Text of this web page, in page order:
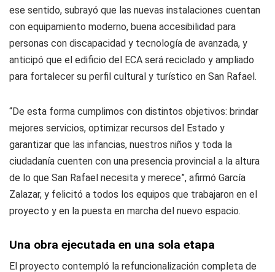
ese sentido, subrayó que las nuevas instalaciones cuentan
con equipamiento moderno, buena accesibilidad para
personas con discapacidad y tecnología de avanzada, y
anticipó que el edificio del ECA será reciclado y ampliado
para fortalecer su perfil cultural y turístico en San Rafael.
“De esta forma cumplimos con distintos objetivos: brindar
mejores servicios, optimizar recursos del Estado y
garantizar que las infancias, nuestros niños y toda la
ciudadanía cuenten con una presencia provincial a la altura
de lo que San Rafael necesita y merece”, afirmó García
Zalazar, y felicitó a todos los equipos que trabajaron en el
proyecto y en la puesta en marcha del nuevo espacio.
Una obra ejecutada en una sola etapa
El proyecto contempló la refuncionalización completa de